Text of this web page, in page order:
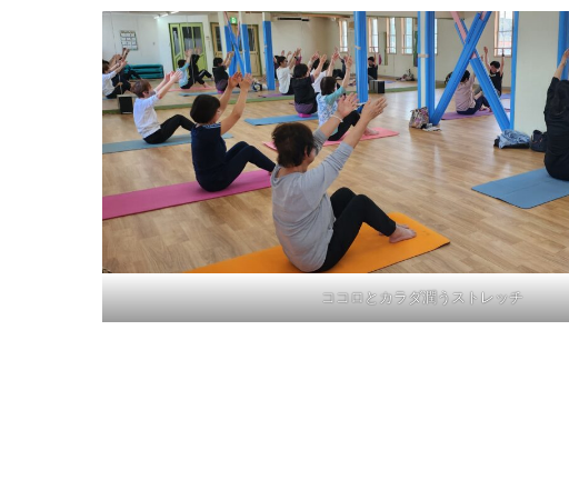
ココロとカラダ潤うストレッチ